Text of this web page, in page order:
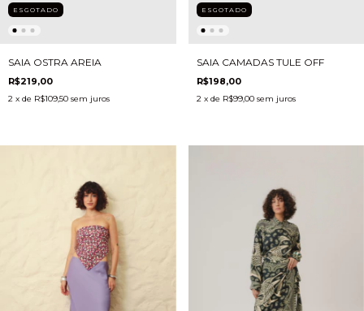
ESGOTADO
SAIA OSTRA AREIA
R$219,00
2 x de R$109,50 sem juros
ESGOTADO
SAIA CAMADAS TULE OFF
R$198,00
2 x de R$99,00 sem juros